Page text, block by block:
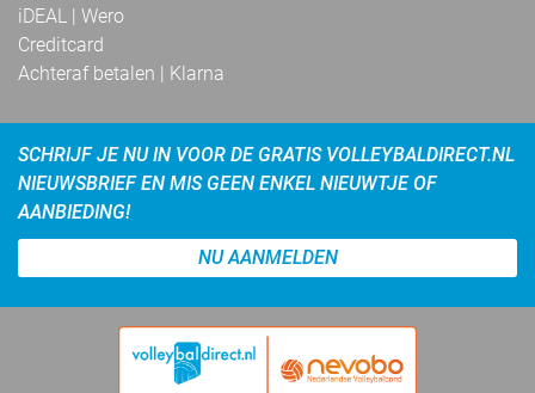
iDEAL | Wero
Creditcard
Achteraf betalen | Klarna
SCHRIJF JE NU IN VOOR DE GRATIS VOLLEYBALDIRECT.NL
NIEUWSBRIEF EN MIS GEEN ENKEL NIEUWTJE OF
AANBIEDING!
NU AANMELDEN